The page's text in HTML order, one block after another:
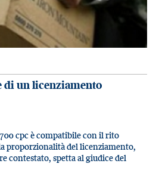
di un licenziamento
cpc è compatibile con il rito
proporzionalità del licenziamento,
contestato, spetta al giudice del